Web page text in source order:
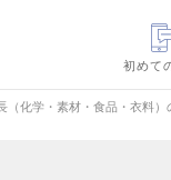
初めて
（化学・素材・食品・衣料）